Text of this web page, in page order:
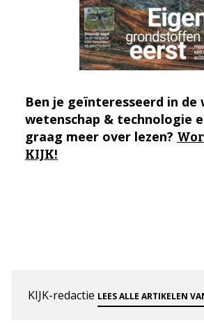
Ben je geïnteresseerd in de
wetenschap & technologie
graag meer over lezen?
KIJK!
KIJK-redactie LEES ALLE ARTIKELEN